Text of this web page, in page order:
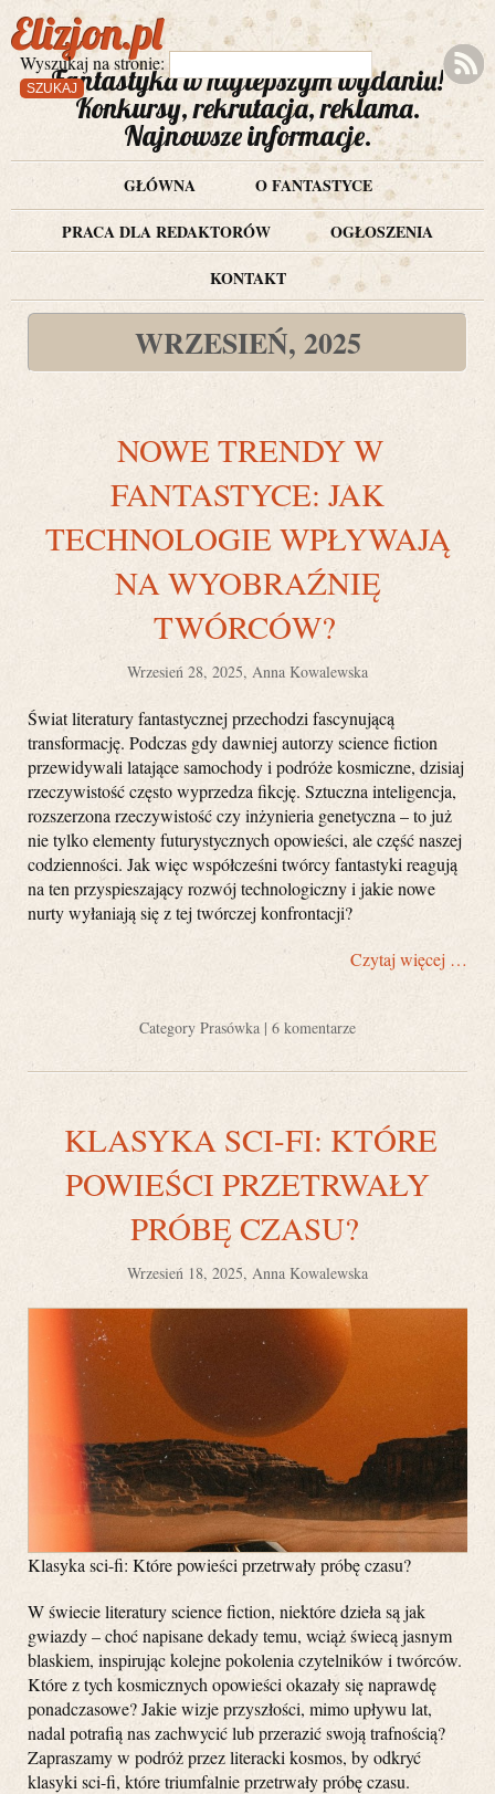
Wyszukaj na stronie:
Elizjon.pl
Fantastyka w najlepszym wydaniu!
Konkursy, rekrutacja, reklama.
Najnowsze informacje.
GŁÓWNA
O FANTASTYCE
PRACA DLA REDAKTORÓW
OGŁOSZENIA
KONTAKT
WRZESIEŃ, 2025
NOWE TRENDY W
FANTASTYCE: JAK
TECHNOLOGIE WPŁYWAJĄ
NA WYOBRAŹNIĘ
TWÓRCÓW?
Wrzesień 28, 2025, Anna Kowalewska
Świat literatury fantastycznej przechodzi fascynującą
transformację. Podczas gdy dawniej autorzy science fiction
przewidywali latające samochody i podróże kosmiczne, dzisiaj
rzeczywistość często wyprzedza fikcję. Sztuczna inteligencja,
rozszerzona rzeczywistość czy inżynieria genetyczna – to już
nie tylko elementy futurystycznych opowieści, ale część naszej
codzienności. Jak więc współcześni twórcy fantastyki reagują
na ten przyspieszający rozwój technologiczny i jakie nowe
nurty wyłaniają się z tej twórczej konfrontacji?
Czytaj więcej …
Category Prasówka | 6 komentarze
KLASYKA SCI-FI: KTÓRE
POWIEŚCI PRZETRWAŁY
PRÓBĘ CZASU?
Wrzesień 18, 2025, Anna Kowalewska
Klasyka sci-fi: Które powieści przetrwały próbę czasu?
W świecie literatury science fiction, niektóre dzieła są jak
gwiazdy – choć napisane dekady temu, wciąż świecą jasnym
blaskiem, inspirując kolejne pokolenia czytelników i twórców.
Które z tych kosmicznych opowieści okazały się naprawdę
ponadczasowe? Jakie wizje przyszłości, mimo upływu lat,
nadal potrafią nas zachwycić lub przerazić swoją trafnością?
Zapraszamy w podróż przez literacki kosmos, by odkryć
klasyki sci-fi, które triumfalnie przetrwały próbę czasu.